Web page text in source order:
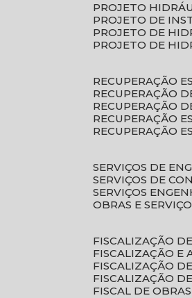
PROJETO
PROJETO DE
PROJETO DE
PROJETO DE
RECUPERAÇÃO
RECUPERAÇÃO
RECUPERAÇÃO
RECUPERAÇÃO
RECUPERAÇÃO
SERVIÇOS DE
SERVIÇOS DE
SERVIÇOS
OBRAS E
FISCALIZAÇÃO
FISCALIZAÇÃO
FISCALIZAÇÃO
FISCALIZAÇÃO
FISCAL DE